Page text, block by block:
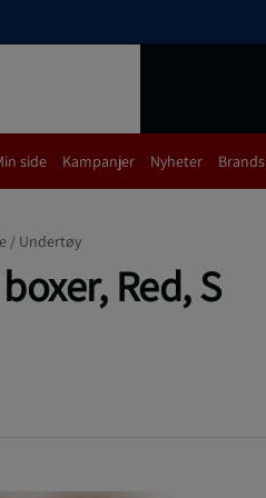
side Kampanjer Nyheter Brands
/ Undertøy
Red, S